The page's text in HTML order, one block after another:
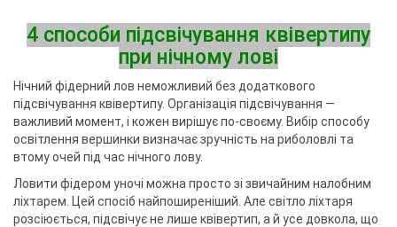
4 способи підсвічування квівертипу
при нічному лові
Нічний фідерний лов неможливий без додаткового
підсвічування квівертипу. Організація підсвічування —
важливий момент, і кожен вирішує по-своєму. Вибір способу
освітлення вершинки визначає зручність на риболовлі та
втому очей під час нічного лову.
Ловити фідером уночі можна просто зі звичайним налобним
ліхтарем. Цей спосіб найпоширеніший. Але світло ліхтаря
розсіюється, підсвічує не лише квівертип, а й усе довкола, що